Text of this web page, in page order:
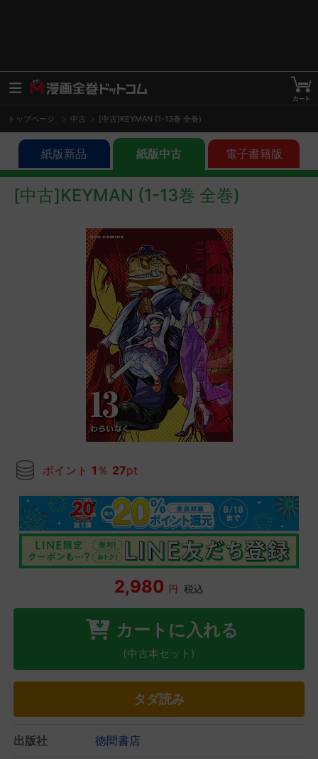
トップページ 中古 [中古]KEYMAN (1-13巻 全巻)
紙版新品 紙版中古 電子書籍版
[中古]KEYMAN (1-13巻 全巻)
ポイント 1 ％ 27pt
2,980 円 税込
カートに入れる
(中古本セット)
タダ読み
出版社 徳間書店